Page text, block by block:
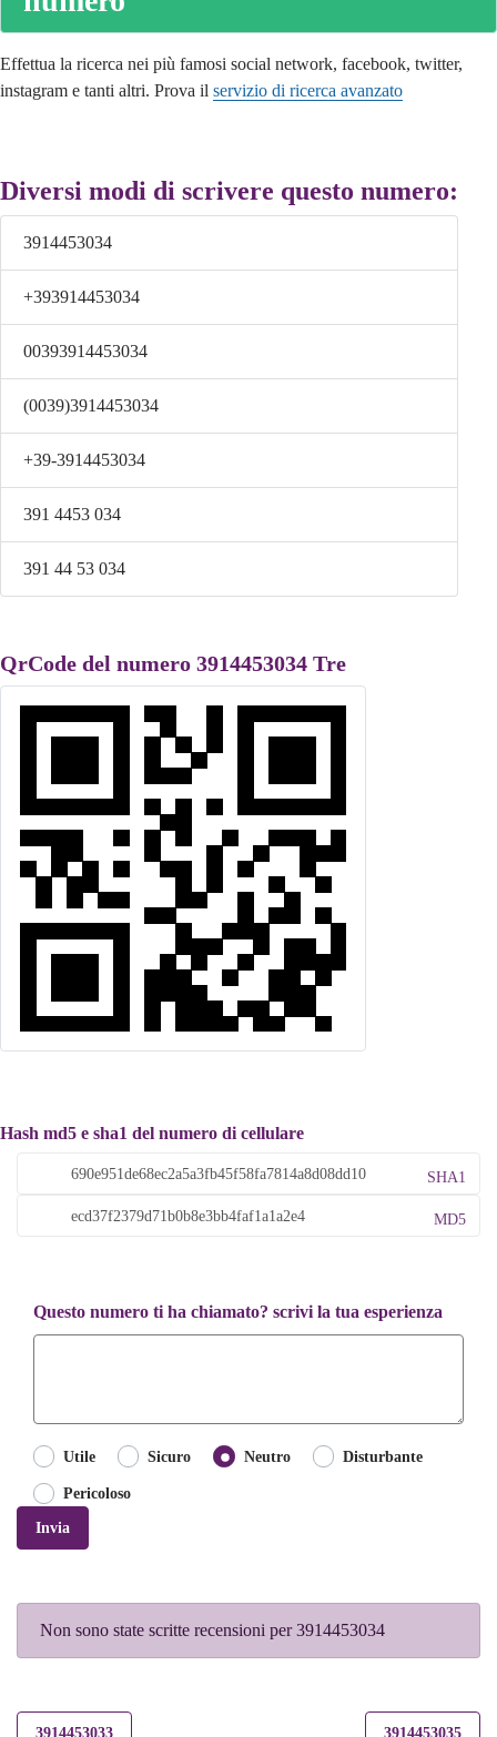
Effettua la ricerca nei più famosi social network, facebook, twitter,
instagram e tanti altri. Prova il servizio di ricerca avanzato
Diversi modi di scrivere questo numero:
3914453034
+393914453034
00393914453034
(0039)3914453034
+39-3914453034
391 4453 034
391 44 53 034
QrCode del numero 3914453034 Tre
Hash md5 e sha1 del numero di cellulare
SHA1
MD5
Questo numero ti ha chiamato? scrivi la tua esperienza
Utile Sicuro Neutro Disturbante
Pericoloso
Invia
Non sono state scritte recensioni per 3914453034
3914453033 3914453035